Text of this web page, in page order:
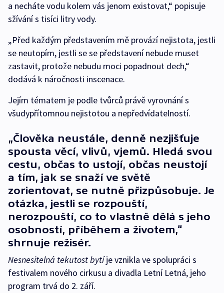
a necháte vodu kolem vás jenom existovat,“ popisuje
sžívání s tisíci litry vody.
„Před každým představením mě provází nejistota, jestli
se neutopím, jestli se se představení nebude muset
zastavit, protože nebudu moci popadnout dech,“
dodává k náročnosti inscenace.
Jejím tématem je podle tvůrců právě vyrovnání s
všudypřítomnou nejistotou a nepředvídatelností.
„Člověka neustále, denně nezjišťuje
spousta věcí, vlivů, vjemů. Hledá svou
cestu, občas to ustojí, občas neustojí
a tím, jak se snaží ve světě
zorientovat, se nutně přizpůsobuje. Je
otázka, jestli se rozpouští,
nerozpouští, co to vlastně dělá s jeho
osobností, příběhem a životem,“
shrnuje režisér.
Nesnesitelná tekutost bytíje vznikla ve spolupráci s
festivalem nového cirkusu a divadla Letní Letná, jeho
program trvá do 2. září.